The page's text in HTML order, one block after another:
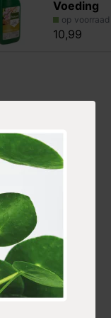
Voeding
op voorraad
10,99